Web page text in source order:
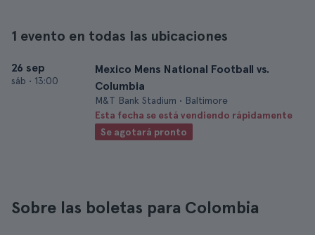
1 evento en todas las ubicaciones
26 sep
sáb • 13:00
Mexico Mens National Football vs.
Columbia
M&T Bank Stadium • Baltimore
Esta fecha se está vendiendo rápidamente
Se agotará pronto
Sobre las boletas para Colombia